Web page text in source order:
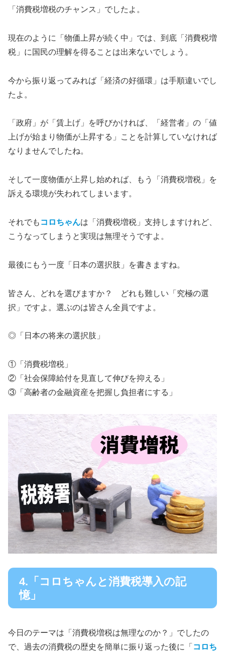
「消費税増税のチャンス」でしたよ。
現在のように「物価上昇が続く中」では、到底「消費税増
税」に国民の理解を得ることは出来ないでしょう。
今から振り返ってみれば「経済の好循環」は手順違いでし
たよ。
「政府」が「賃上げ」を呼びかければ、「経営者」の「値
上げが始まり物価が上昇する」ことを計算していなければ
なりませんでしたね。
そして一度物価が上昇し始めれば、もう「消費税増税」を
訴える環境が失われてしまいます。
それでも コロちゃんは「消費税増税」支持しますけれど、
こうなってしまうと実現は無理そうですよ。
最後にもう一度「日本の選択肢」を書きますね。
皆さん、どれを選びますか？ どれも難しい「究極の選
択」ですよ。選ぶのは皆さん全員ですよ。
◎「日本の将来の選択肢」
①「消費税増税」
②「社会保障給付を見直して伸びを抑える」
③「高齢者の金融資産を把握し負担者にする」
4.「コロちゃんと消費税導入の記
憶」
今日のテーマは「消費税増税は無理なのか？」でしたの
で、過去の消費税の歴史を簡単に振り返った後に「 コロち